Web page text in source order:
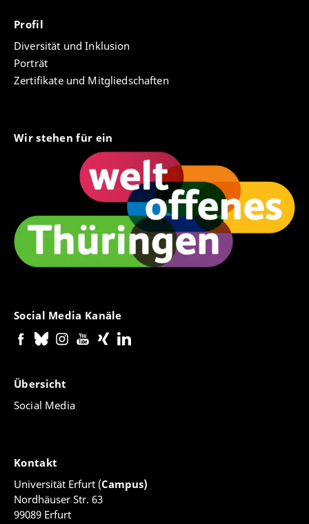
Profil
Diversität und Inklusion
Porträt
Zertifikate und Mitgliedschaften
Wir stehen für ein
Social Media Kanäle
Übersicht
Social Media
Kontakt
Universität Erfurt (Campus)
Nordhäuser Str. 63
99089 Erfurt